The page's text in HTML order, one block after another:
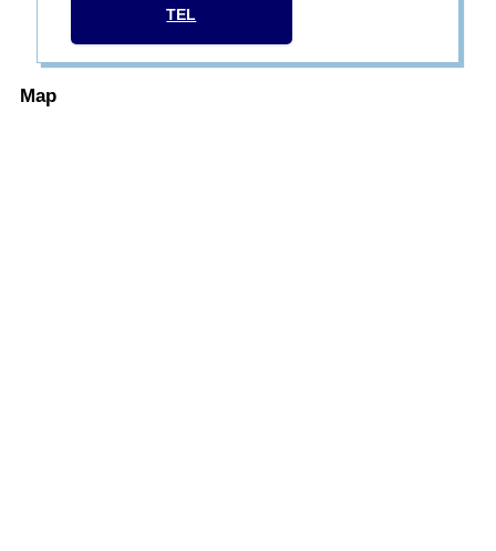
TEL
Map